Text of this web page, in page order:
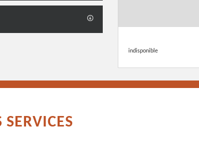
indisponible
SERVICES